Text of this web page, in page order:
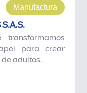
Manufactura
para crear
adultos.